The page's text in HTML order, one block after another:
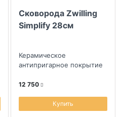
Сковорода Zwilling
Simplify 28см
Керамическое
антипригарное покрытие
12 750
Купить